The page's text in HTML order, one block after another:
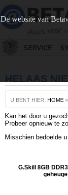
De website van
SERVICE
HELAAS
U BENT HIER: HOME »
Kan het door u
Probeer opnieuw te
Misschien bedoelde
G.Skill 8GB